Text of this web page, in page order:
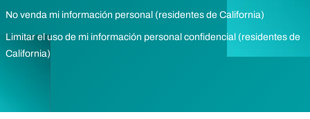
No venda mi información personal (residentes de California)
Limitar el uso de mi información personal confidencial (residentes de
California)